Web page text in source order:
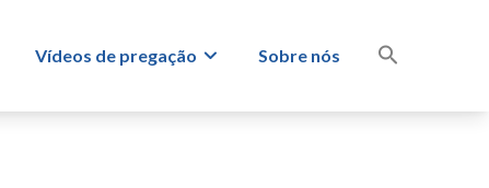
Vídeos de pregação Sobre nós